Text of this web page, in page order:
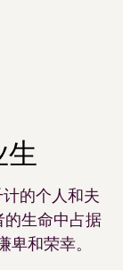
的个人和夫
的生命中占据
和荣幸。